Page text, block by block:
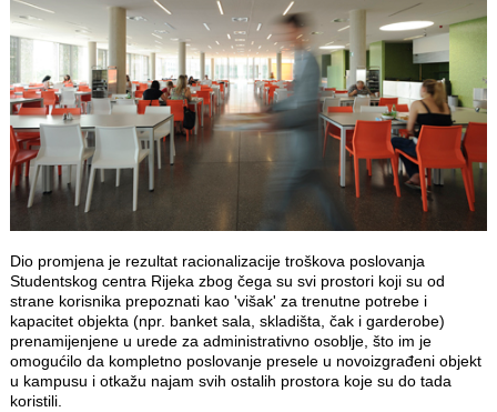
Dio promjena je rezultat racionalizacije troškova poslovanja
Studentskog centra Rijeka zbog čega su svi prostori koji su od
strane korisnika prepoznati kao 'višak' za trenutne potrebe i
kapacitet objekta (npr. banket sala, skladišta, čak i garderobe)
prenamijenjene u urede za administrativno osoblje, što im je
omogućilo da kompletno poslovanje presele u novoizgrađeni objekt
u kampusu i otkažu najam svih ostalih prostora koje su do tada
koristili.